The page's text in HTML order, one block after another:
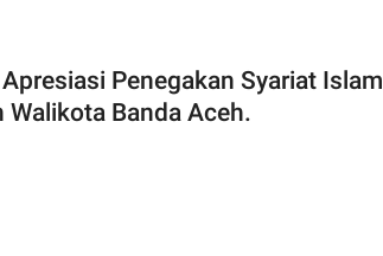
Penegakan Syariat Islam
Walikota Banda Aceh.